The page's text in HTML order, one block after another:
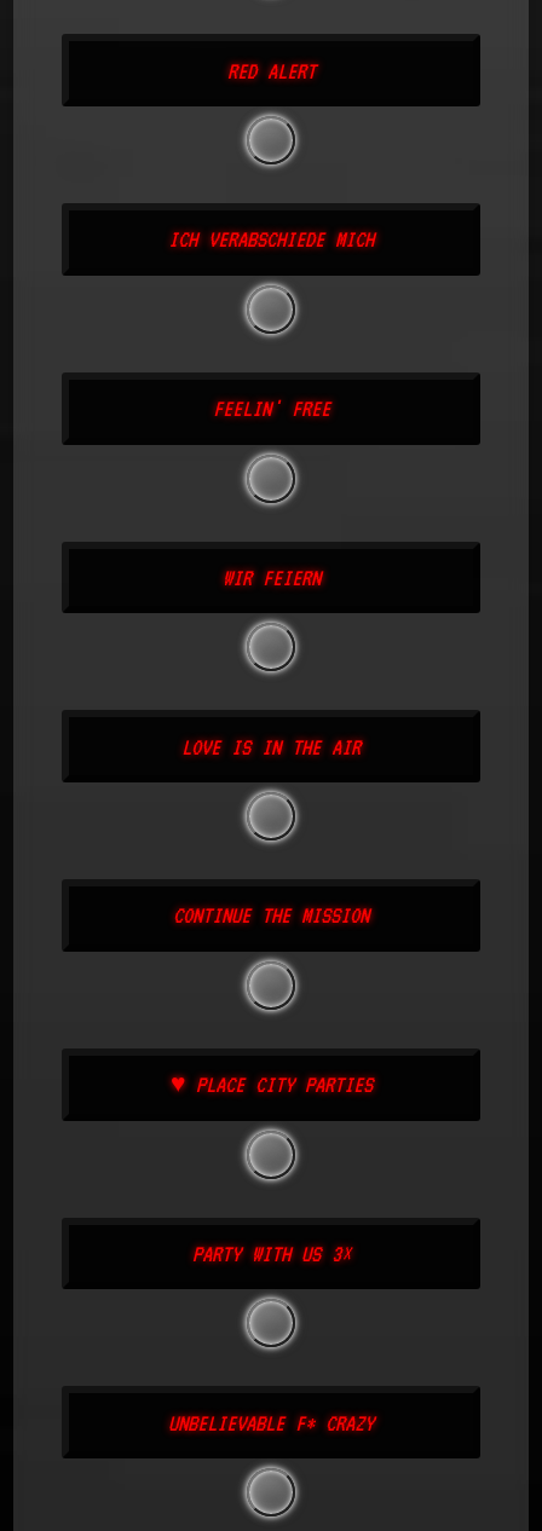
RED ALERT
ICH VERABSCHIEDE MICH
FEELIN' FREE
WIR FEIERN
LOVE IS IN THE AIR
CONTINUE THE MISSION
♥ PLACE CITY PARTIES
PARTY WITH US 3×
UNBELIEVABLE F* CRAZY